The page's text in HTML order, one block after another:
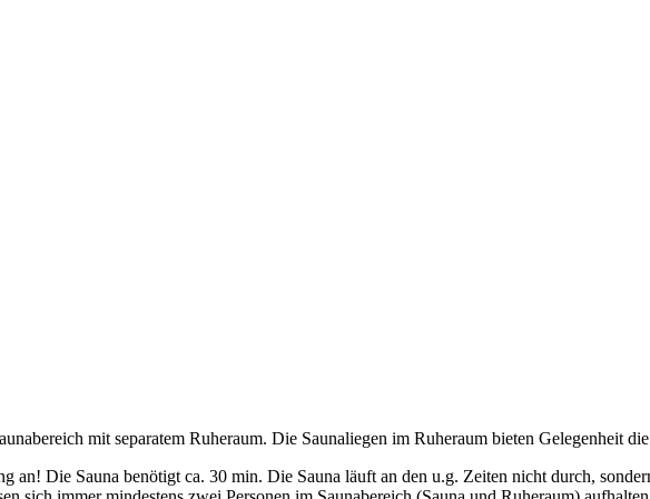
mit separatem Ruheraum. Die Saunaliegen im Ruheraum bieten Gelegenheit
an! Die Sauna benötigt ca. 30 min. Die Sauna läuft an den u.g. Zeiten nicht durch,